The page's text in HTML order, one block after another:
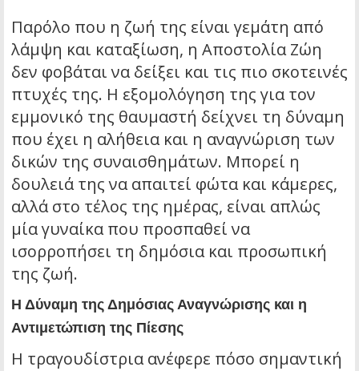
Παρόλο που η ζωή της είναι γεμάτη από
λάμψη και καταξίωση, η Αποστολία Ζώη
δεν φοβάται να δείξει και τις πιο σκοτεινές
πτυχές της. Η εξομολόγηση της για τον
εμμονικό της θαυμαστή δείχνει τη δύναμη
που έχει η αλήθεια και η αναγνώριση των
δικών της συναισθημάτων. Μπορεί η
δουλειά της να απαιτεί φώτα και κάμερες,
αλλά στο τέλος της ημέρας, είναι απλώς
μία γυναίκα που προσπαθεί να
ισορροπήσει τη δημόσια και προσωπική
της ζωή.
Η Δύναμη της Δημόσιας Αναγνώρισης και η
Αντιμετώπιση της Πίεσης
Η τραγουδίστρια ανέφερε πόσο σημαντική